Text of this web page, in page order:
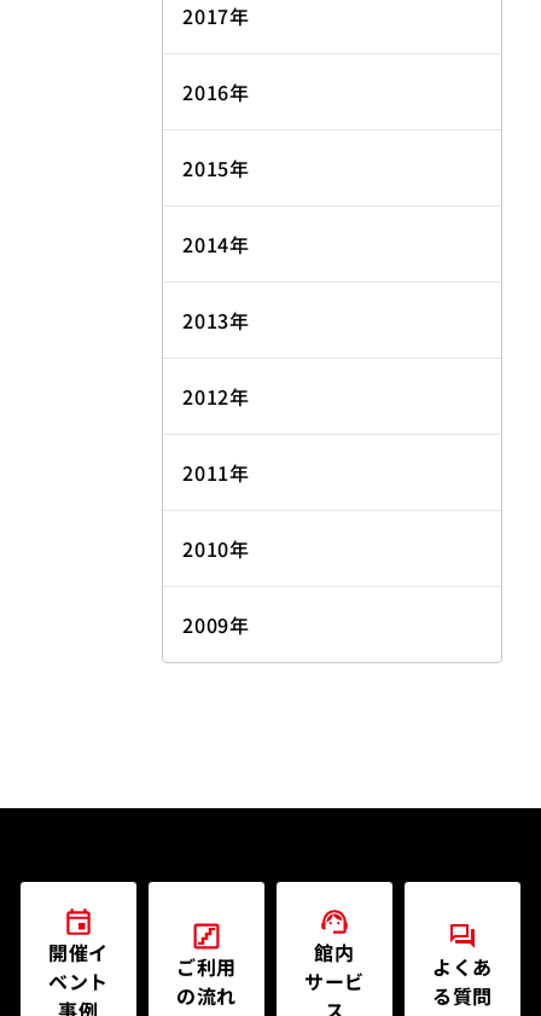
2017年
2016年
2015年
2014年
2013年
2012年
2011年
2010年
2009年
開催イ
ベント
事例
ご利用
の流れ
館内
サービ
ス
よくあ
る質問